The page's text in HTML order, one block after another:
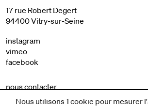
17 rue Robert Degert
94400 Vitry-sur-Seine
instagram
vimeo
facebook
nous contacter
mentions légales et CGV
Nous utilisons 1 cookie pour mesurer